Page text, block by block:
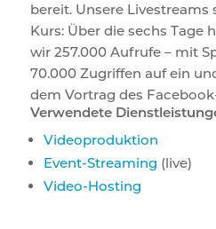
bereit. Unsere
Kurs: Über die sechs Tage
wir 257.000 Aufrufe – mit
70.000 Zugriffen auf ein
dem Vortrag des
Verwendete
Videoproduktion
Event-Streaming (live)
Video-Hosting